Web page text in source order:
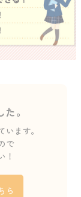
。
ます。
で
！
ら